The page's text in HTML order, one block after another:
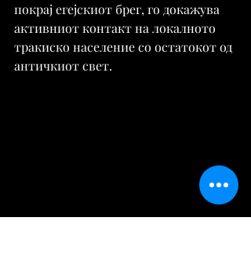
покрај егејскиот брег, го докажува
активниот контакт на локалното
тракиско население со остатокот од
античкиот свет.